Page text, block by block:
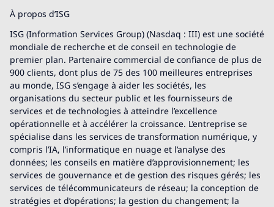
À propos d’ISG
ISG (Information Services Group) (Nasdaq : III) est une société
mondiale de recherche et de conseil en technologie de
premier plan. Partenaire commercial de confiance de plus de
900 clients, dont plus de 75 des 100 meilleures entreprises
au monde, ISG s’engage à aider les sociétés, les
organisations du secteur public et les fournisseurs de
services et de technologies à atteindre l’excellence
opérationnelle et à accélérer la croissance. L’entreprise se
spécialise dans les services de transformation numérique, y
compris l’IA, l’informatique en nuage et l’analyse des
données; les conseils en matière d’approvisionnement; les
services de gouvernance et de gestion des risques gérés; les
services de télécommunicateurs de réseau; la conception de
stratégies et d’opérations; la gestion du changement; la